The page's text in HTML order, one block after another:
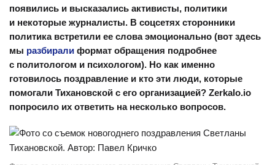
появились и высказались активисты, политики
и некоторые журналисты. В соцсетях сторонники
политика встретили ее слова эмоционально (вот здесь
мы разбирали формат обращения подробнее
с политологом и психологом). Но как именно
готовилось поздравление и кто эти люди, которые
помогали Тихановской с его организацией? Zerkalo.io
попросило их ответить на несколько вопросов.